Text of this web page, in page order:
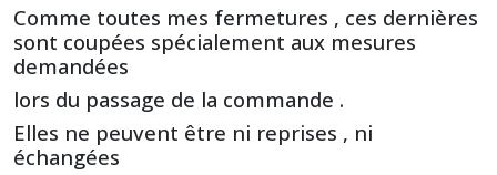
Comme toutes mes fermetures , ces dernières
sont coupées spécialement aux mesures
demandées
lors du passage de la commande .
Elles ne peuvent être ni reprises , ni
échangées